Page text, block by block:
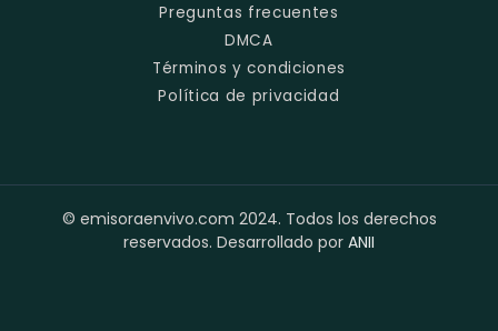
Preguntas frecuentes
DMCA
Términos y condiciones
Política de privacidad
© emisoraenvivo.com 2024. Todos los derechos
reservados. Desarrollado por ANII